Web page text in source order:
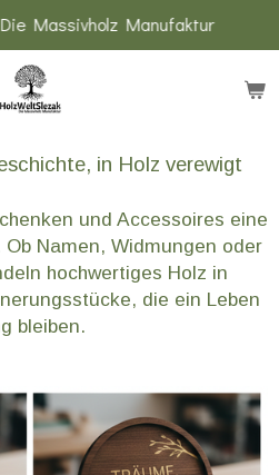
Massivholz Manufaktur
in Holz verewigt
und Accessoires eine
Namen, Widmungen oder
hochwertiges Holz in
die ein Leben
bleiben.